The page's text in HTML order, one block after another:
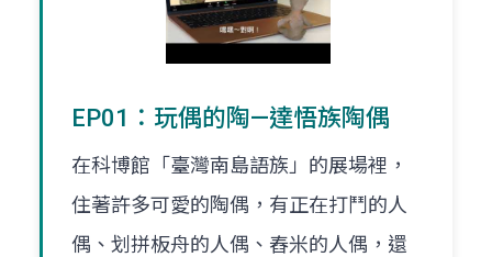
EP01：玩偶的陶—達悟族陶偶
在科博館「臺灣南島語族」的展場裡，
住著許多可愛的陶偶，有正在打鬥的人
偶、划拼板舟的人偶、舂米的人偶，還